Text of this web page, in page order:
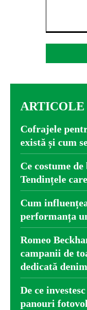
ARTICOLE
Cofrajele
există și cum
Ce costume
Tendințele
Cum
performanța
Romeo
campanii de
dedicată
De ce
panouri